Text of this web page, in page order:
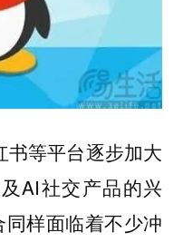
等平台逐步加大
AI社交产品的兴
同样面临着不少冲